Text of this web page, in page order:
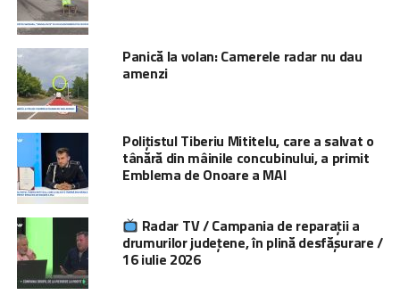
Panică la volan: Camerele radar nu dau
amenzi
Polițistul Tiberiu Mititelu, care a salvat o
tânără din mâinile concubinului, a primit
Emblema de Onoare a MAI
Radar TV / Campania de reparații a
drumurilor județene, în plină desfășurare /
16 iulie 2026